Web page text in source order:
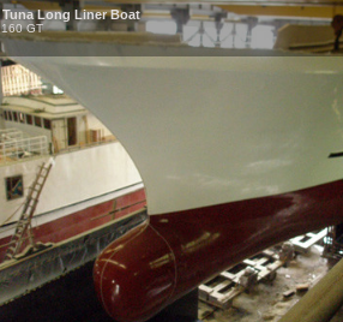
Tuna Long Liner Boat
160 GT